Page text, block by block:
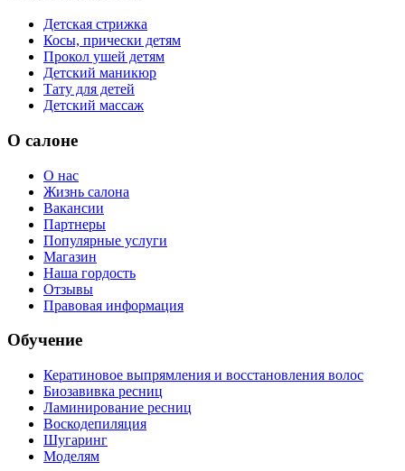
Детская стрижка
Косы, прически детям
Прокол ушей детям
Детский маникюр
Тату для детей
Детский массаж
О салоне
О нас
Жизнь салона
Вакансии
Партнеры
Популярные услуги
Магазин
Наша гордость
Отзывы
Правовая информация
Обучение
Кератиновое выпрямления и восстановления волос
Биозавивка ресниц
Ламинирование ресниц
Воскодепиляция
Шугаринг
Моделям